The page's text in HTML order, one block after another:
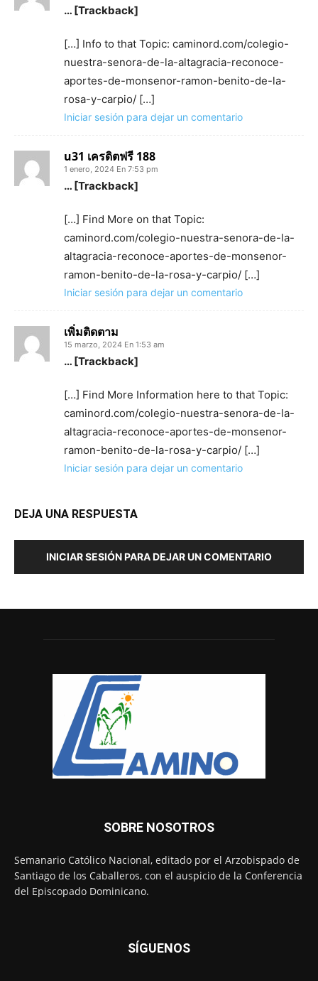
… [Trackback]
[…] Info to that Topic: caminord.com/colegio-
nuestra-senora-de-la-altagracia-reconoce-
aportes-de-monsenor-ramon-benito-de-la-
rosa-y-carpio/ […]
Iniciar sesión para dejar un comentario
u31 เครดิตฟรี 188
1 enero, 2024 En 7:53 pm
… [Trackback]
[…] Find More on that Topic:
caminord.com/colegio-nuestra-senora-de-la-
altagracia-reconoce-aportes-de-monsenor-
ramon-benito-de-la-rosa-y-carpio/ […]
Iniciar sesión para dejar un comentario
เพิ่มติดตาม
15 marzo, 2024 En 1:53 am
… [Trackback]
[…] Find More Information here to that Topic:
caminord.com/colegio-nuestra-senora-de-la-
altagracia-reconoce-aportes-de-monsenor-
ramon-benito-de-la-rosa-y-carpio/ […]
Iniciar sesión para dejar un comentario
DEJA UNA RESPUESTA
INICIAR SESIÓN PARA DEJAR UN COMENTARIO
SOBRE NOSOTROS
Semanario Católico Nacional, editado por el Arzobispado de
Santiago de los Caballeros, con el auspicio de la Conferencia
del Episcopado Dominicano.
SÍGUENOS